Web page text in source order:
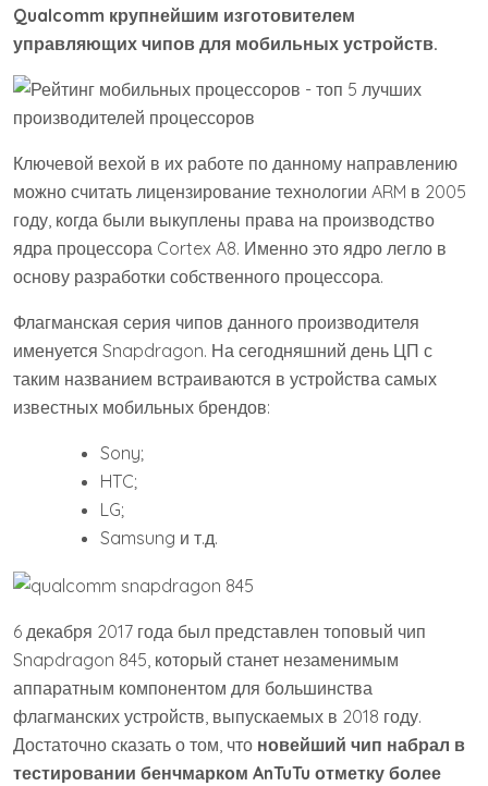
Qualcomm крупнейшим изготовителем
управляющих чипов для мобильных устройств.
Ключевой вехой в их работе по данному направлению
можно считать лицензирование технологии ARM в 2005
году, когда были выкуплены права на производство
ядра процессора Cortex A8. Именно это ядро легло в
основу разработки собственного процессора.
Флагманская серия чипов данного производителя
именуется Snapdragon. На сегодняшний день ЦП с
таким названием встраиваются в устройства самых
известных мобильных брендов:
Sony;
HTC;
LG;
Samsung и т.д.
6 декабря 2017 года был представлен топовый чип
Snapdragon 845, который станет незаменимым
аппаратным компонентом для большинства
флагманских устройств, выпускаемых в 2018 году.
Достаточно сказать о том, что новейший чип набрал в
тестировании бенчмарком AnTuTu отметку более